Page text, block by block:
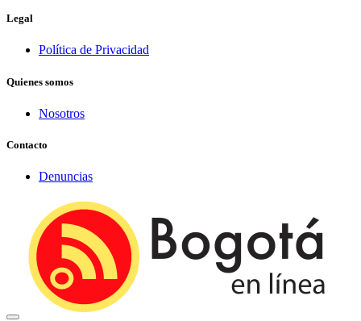
Legal
Política de Privacidad
Quienes somos
Nosotros
Contacto
Denuncias